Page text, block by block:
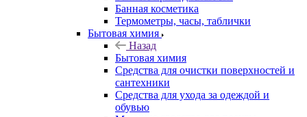
Банная косметика
Термометры, часы, таблички
Бытовая химия
Назад
Бытовая химия
Средства для очистки поверхностей и
сантехники
Средства для ухода за одеждой и
обувью